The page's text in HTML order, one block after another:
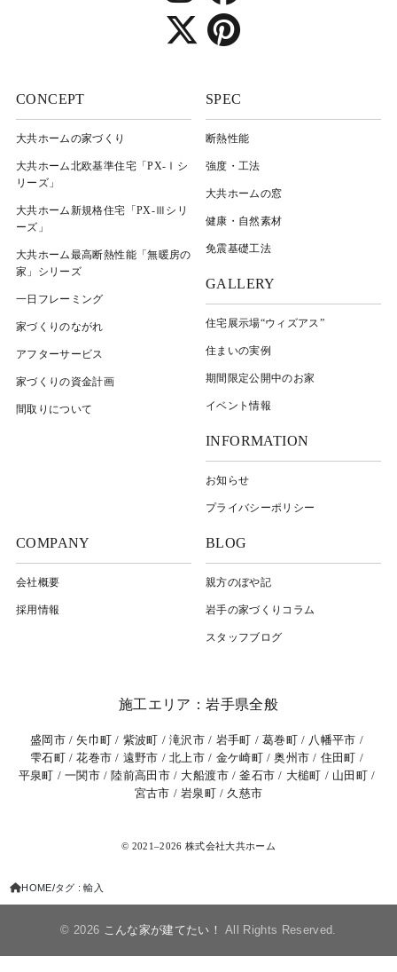
CONCEPT
大共ホームの家づくり
大共ホーム北欧基準住宅「PX-Ⅰシ
リーズ」
大共ホーム新規格住宅「PX-Ⅲシリ
ーズ」
大共ホーム最高断熱性能「無暖房の
家」シリーズ
一日フレーミング
家づくりのながれ
アフターサービス
家づくりの資金計画
間取りについて
SPEC
断熱性能
強度・工法
大共ホームの窓
健康・自然素材
免震基礎工法
GALLERY
住宅展示場“ウィズアス”
住まいの実例
期間限定公開中のお家
イベント情報
INFORMATION
お知らせ
プライバシーポリシー
COMPANY
会社概要
採用情報
BLOG
親方のぼや記
岩⼿の家づくりコラム
スタッフブログ
施工エリア：岩手県全般
盛岡市 矢巾町 紫波町 滝沢市 岩手町 葛巻町
八幡平市
雫石町
花巻市 遠野市 北上市 金ケ崎町 奥州市
住田町
平泉町
一関市 陸前高田市 大船渡市 釜石市 大槌町
山田町
宮古市
岩泉町 久慈市
© 2021–2026 株式会社大共ホーム
HOME タグ : 輸入
© 2026 こんな家が建てたい！ All Rights Reserved.